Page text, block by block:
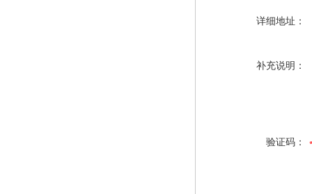
详细地址：
补充说明：
验证码：